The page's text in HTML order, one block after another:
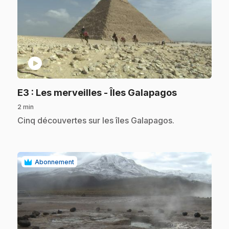
play_circle
E3 : Les merveilles - Îles Galapagos.
2 min
.Cinq découvertes sur les îles Galapagos.
Abonnement